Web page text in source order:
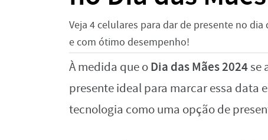
Veja 4 celulares para dar de presente no
e com ótimo desempenho!
À medida que oDia das Mães 2024se
presente ideal para marcar essa data
tecnologia como uma opção de